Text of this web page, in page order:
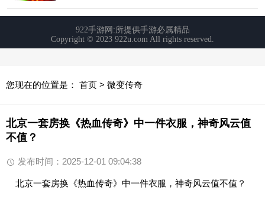
您现在的位置是： 首页 > 微变传奇
北京一套房换《热血传奇》中一件衣服，神奇风云值
不值？
发布时间：2025-12-01 09:04:38
北京一套房换《热血传奇》中一件衣服，神奇风云值不值？